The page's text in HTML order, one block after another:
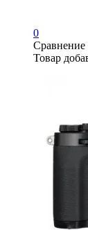
0
Сравнение
Товар